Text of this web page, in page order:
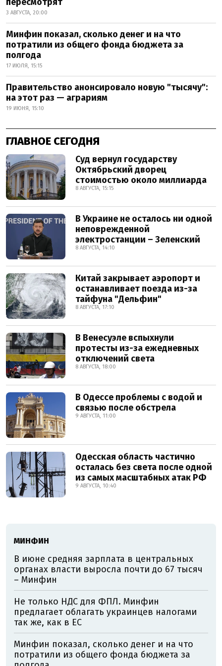
3 АВГУСТА, 20:00
Минфин показал, сколько денег и на что
потратили из общего фонда бюджета за
полгода
17 ИЮЛЯ, 15:15
Правительство анонсировало новую "тысячу":
на этот раз — аграриям
19 ИЮНЯ, 15:10
ГЛАВНОЕ СЕГОДНЯ
Суд вернул государству
Октябрьский дворец
стоимостью около миллиарда
8 АВГУСТА, 15:15
В Украине не осталось ни одной
неповрежденной
электростанции – Зеленский
8 АВГУСТА, 14:10
Китай закрывает аэропорт и
останавливает поезда из-за
тайфуна "Дельфин"
8 АВГУСТА, 17:10
В Венесуэле вспыхнули
протесты из-за ежедневных
отключений света
8 АВГУСТА, 18:00
В Одессе проблемы с водой и
связью после обстрела
9 АВГУСТА, 11:00
Одесская область частично
осталась без света после одной
из самых масштабных атак РФ
9 АВГУСТА, 10:40
МИНФИН
В июне средняя зарплата в центральных
органах власти выросла почти до 67 тысяч
– Минфин
Не только НДС для ФПЛ. Минфин
предлагает облагать украинцев налогами
так же, как в ЕС
Минфин показал, сколько денег и на что
потратили из общего фонда бюджета за